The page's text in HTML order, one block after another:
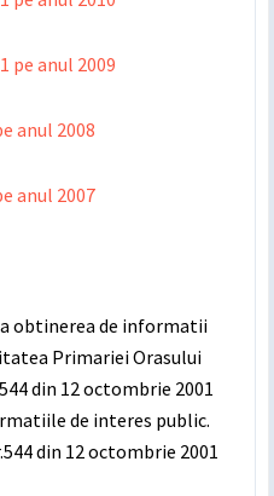
pe anul 2009
anul 2008
anul 2007
obtinerea de informatii
Primariei Orasului
din 12 octombrie 2001
de interes public.
din 12 octombrie 2001